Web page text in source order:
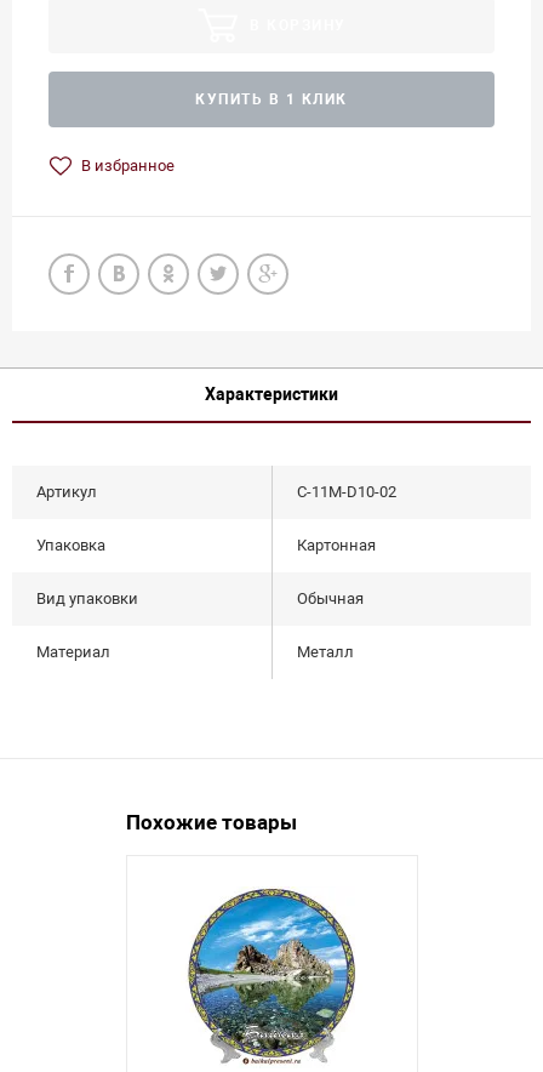
КУПИТЬ В 1 КЛИК
В избранное
Характеристики
Артикул С-11М-D10-02
Упаковка Картонная
Вид упаковки Обычная
Материал Металл
Похожие товары